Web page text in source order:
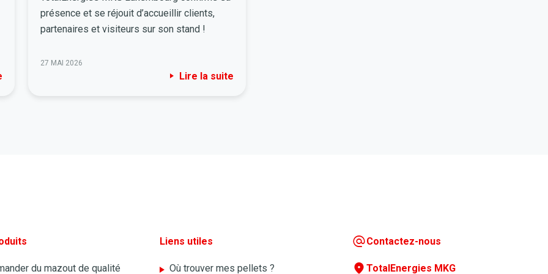
présence et se réjouit d’accueillir clients,
partenaires et visiteurs sur son stand !
27 MAI 2026
Lire la suite
du mazout de qualité
Liens utiles
Où trouver mes pellets ?
Contactez-nous
TotalEnergies MKG